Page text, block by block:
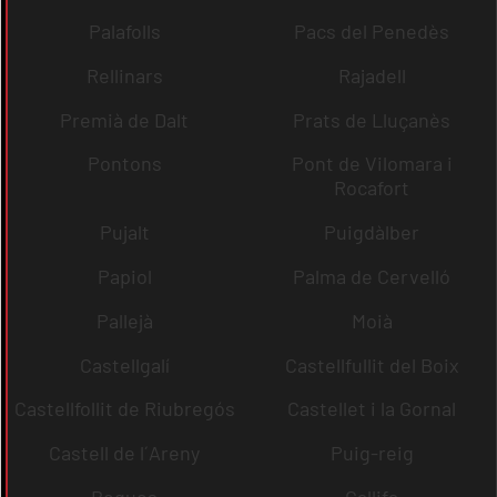
Palafolls
Pacs del Penedès
Rellinars
Rajadell
Premià de Dalt
Prats de Lluçanès
Pontons
Pont de Vilomara i
Rocafort
Pujalt
Puigdàlber
Papiol
Palma de Cervelló
Pallejà
Moià
Castellgalí
Castellfullit del Boix
Castellfollit de Riubregós
Castellet i la Gornal
Castell de l´Areny
Puig-reig